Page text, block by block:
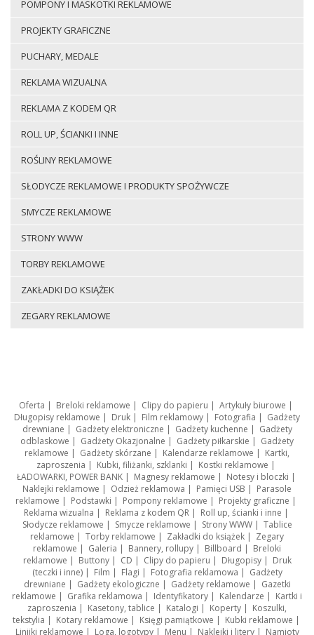
POMPONY I MASKOTKI REKLAMOWE
PROJEKTY GRAFICZNE
PUCHARY, MEDALE
REKLAMA WIZUALNA
REKLAMA Z KODEM QR
ROLL UP, ŚCIANKI I INNE
ROŚLINY REKLAMOWE
SŁODYCZE REKLAMOWE I PRODUKTY SPOŻYWCZE
SMYCZE REKLAMOWE
STRONY WWW
TORBY REKLAMOWE
ZAKŁADKI DO KSIĄŻEK
ZEGARY REKLAMOWE
Oferta | Breloki reklamowe | Clipy do papieru | Artykuły biurowe |
Długopisy reklamowe | Druk | Film reklamowy | Fotografia | Gadżety
drewniane | Gadżety elektroniczne | Gadżety kuchenne | Gadżety
odblaskowe | Gadżety Okazjonalne | Gadżety piłkarskie | Gadżety
reklamowe | Gadżety skórzane | Kalendarze reklamowe | Kartki,
zaproszenia | Kubki, filiżanki, szklanki | Kostki reklamowe |
ŁADOWARKI, POWER BANK| Magnesy reklamowe | Notesy i bloczki |
Naklejki reklamowe | Odzież reklamowa | Pamięci USB | Parasole
reklamowe | Podstawki | Pompony reklamowe | Projekty graficzne |
Reklama wizualna | Reklama z kodem QR| Roll up, ścianki i inne |
Słodycze reklamowe | Smycze reklamowe | Strony WWW| Tablice
reklamowe | Torby reklamowe | Zakładki do książek | Zegary
reklamowe | Galeria | Bannery, rollupy | Billboard | Breloki
reklamowe | Buttony| CD | Clipy do papieru | Długopisy| Druk
(teczki i inne)| Film | Flagi | Fotografia reklamowa | Gadżety
drewniane | Gadżety ekologiczne | Gadżety reklamowe | Gazetki
reklamowe | Grafika reklamowa | Identyfikatory | Kalendarze | Kartki i
zaproszenia | Kasetony, tablice | Katalogi | Koperty | Koszulki,
tekstylia | Kotary reklamowe | Księgi pamiątkowe | Kubki reklamowe |
Linijki reklamowe | Loga, logotypy| Menu | Naklejki i litery| Namioty